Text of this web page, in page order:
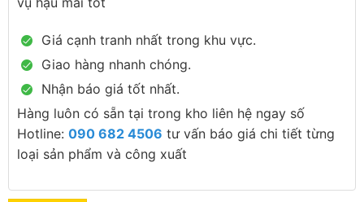
Giá cạnh tranh nhất trong khu vực.
Giao hàng nhanh chóng.
Nhận báo giá tốt nhất.
Hàng luôn có sẵn tại trong kho liên hệ ngay số
Hotline: 090 682 4506 tư vấn báo giá chi tiết từng
loại sản phẩm và công xuất